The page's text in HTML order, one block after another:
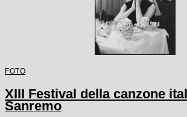
FOTO
XIII Festival della canzone
Sanremo